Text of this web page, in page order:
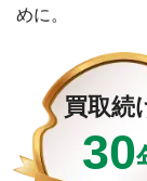
めに。
買取続
30